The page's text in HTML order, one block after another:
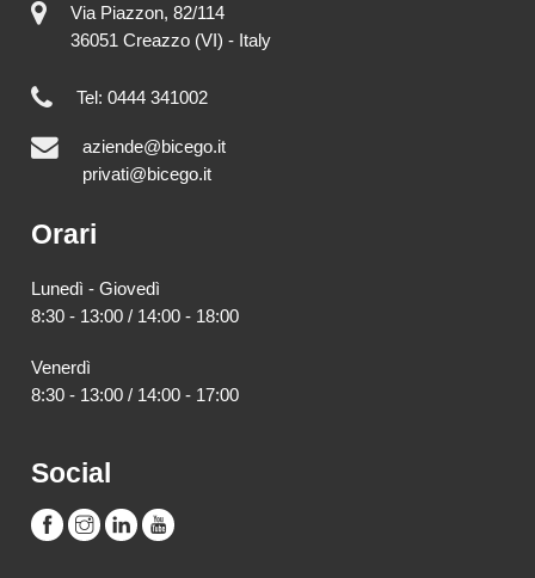
Via Piazzon, 82/114
36051 Creazzo (VI) - Italy
Tel: 0444 341002
aziende@bicego.it
privati@bicego.it
Orari
Lunedì - Giovedì
8:30 - 13:00 / 14:00 - 18:00
Venerdì
8:30 - 13:00 / 14:00 - 17:00
Social